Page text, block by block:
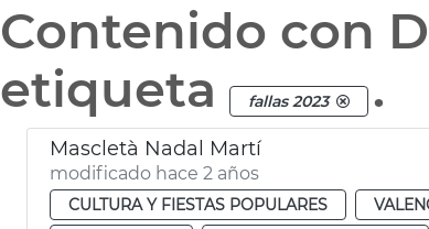
Contenido con
etiqueta
fallas 2023 .
Mascletà Nadal Martí
modificado hace 2 años
CULTURA Y FIESTAS POPULARES